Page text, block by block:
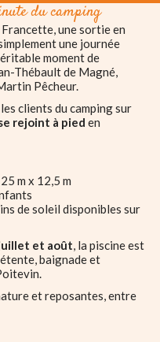
du camping
Francette, une sortie en
une journée
moment de
Thébault de Magné,
Pêcheur.
clients du camping sur
rejoint à pied en
m x 12,5 m
de soleil disponibles sur
et août, la piscine est
baignade et
et reposantes, entre